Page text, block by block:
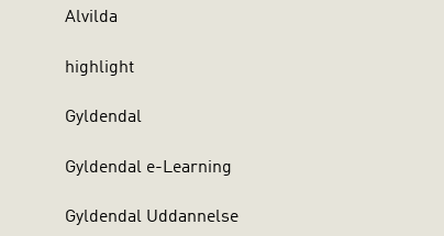
Alvilda
highlight
Gyldendal
Gyldendal e-Learning
Gyldendal Uddannelse